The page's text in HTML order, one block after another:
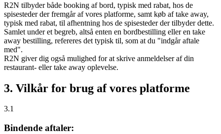
R2N tilbyder både booking af bord, typisk med rabat, hos de
spisesteder der fremgår af vores platforme, samt køb af take away,
typisk med rabat, til afhentning hos de spisesteder der tilbyder dette.
Samlet under et begreb, altså enten en bordbestilling eller en take
away bestilling, refereres det typisk til, som at du "indgår aftale
med".
R2N giver dig også mulighed for at skrive anmeldelser af din
restaurant- eller take away oplevelse.
3. Vilkår for brug af vores platforme
3.1
Bindende aftaler: